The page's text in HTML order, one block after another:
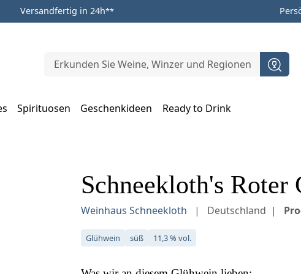
Versandfertig in 24h**
Spirituosen Geschenkideen
Ready to Drink
Schneekloth's Roter
Weinhaus Schneekloth Deutschland
Glühwein süß 11,3 % vol.